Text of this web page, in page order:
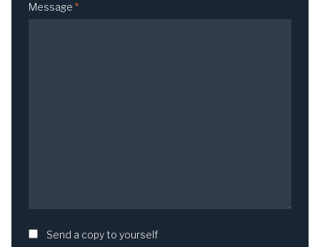
Message *
Send a copy to yourself